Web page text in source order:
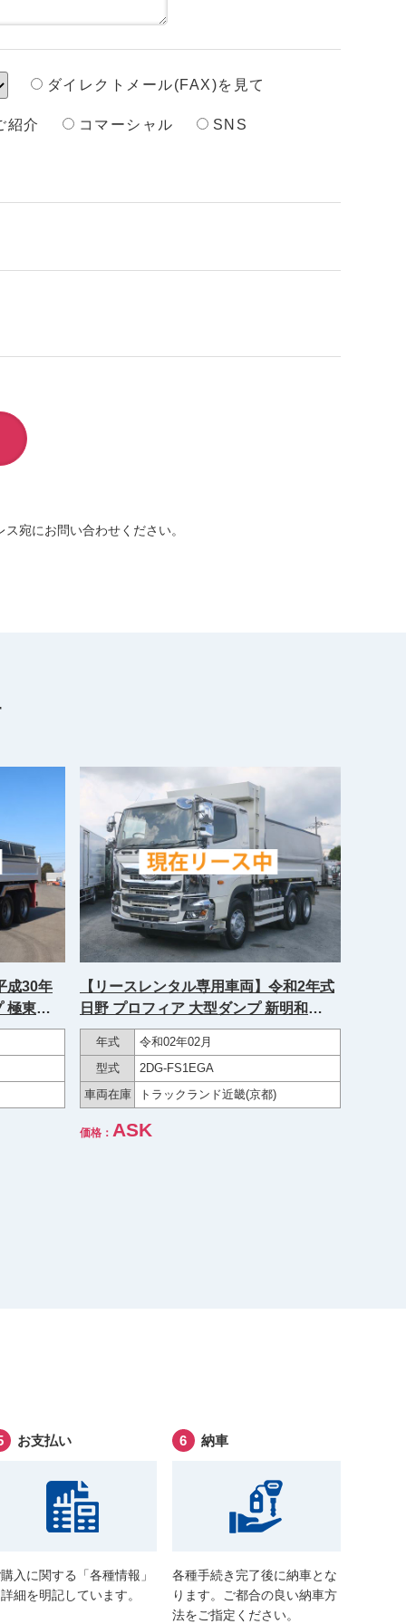
ダイレクトメール(FAX)を見て
紹介 コマーシャル SNS
宛にお問い合わせください。
成30年
極東
馬力★
【リースレンタル専用車両】令和2年式
日野 プロフィア 大型ダンプ 新明和
5300ボディ 幅221cm Lゲート 2デフ
410馬力 ★楽のりパック施工済み！★
年式
令和02年02月
型式
2DG-FS1EGA
車両在庫
トラックランド近畿(京都)
価格： ASK
お支払い
入に関する「各種情報」
細を明記しています。
納車
各種手続き完了後に納車とな
ります。ご都合の良い納車方
法をご指定ください。